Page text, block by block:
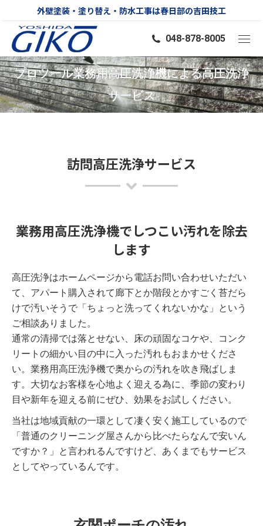
外壁塗装・塗り替え・防水工事は春日部の吉田技工
048-878-8005
プロツール業務用高圧洗浄機による高圧洗浄
サービス
You are here:
訪問高圧洗浄サービス
業務用高圧洗浄機でしつこい汚れを除去
します
高圧洗浄はホームページから電話お問い合わせいただい
て、アパート購入されて廊下とか階段とかすごく苔だら
けで汚いそうで「ちょっと洗ってくれないかな」という
ご相談ありました。
通常の清掃では落とせない、床の頑固なコケや、コンク
リートの細かい目の中に入った汚れもおまかせくださ
い。業務用高圧洗浄機で奥からの汚れを吹き飛ばしま
す。大切なお客様を心地よく迎える為に、季節の変わり
目や新年を迎える前にぜひ、効果をお試しください。
当社は地域貢献の一環として凄く安く施工しているので
「普通のクリーニング屋さんから比べたらなんで安いん
ですか？」と言われるんですけど、あくまでもサービス
としてやっているんです。